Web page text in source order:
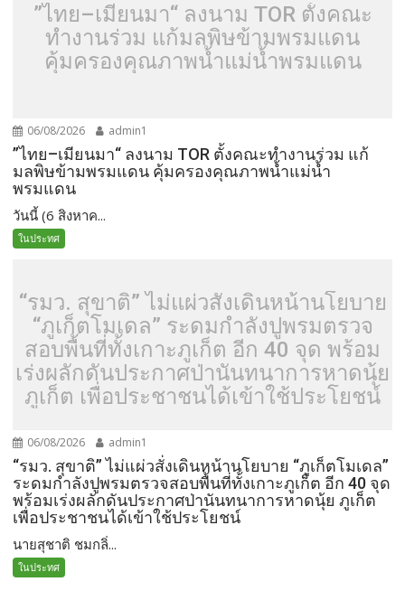
”ไทย–เมียนมา“ ลงนาม TOR ตั้งคณะ
ทำงานร่วม แก้มลพิษข้ามพรมแดน
คุ้มครองคุณภาพน้ำแม่น้ำพรมแดน
06/08/2026 admin1
”ไทย–เมียนมา“ ลงนาม TOR ตั้งคณะทำงานร่วม แก้
มลพิษข้ามพรมแดน คุ้มครองคุณภาพน้ำแม่น้ำ
พรมแดน
วันนี้ (6 สิงหาค...
ในประทศ
“รมว. สุขาติ” ไม่แผ่วสั่งเดินหน้านโยบาย
“ภูเก็ตโมเดล” ระดมกำลังปูพรมตรวจ
สอบพื้นที่ทั้งเกาะภูเก็ต อีก 40 จุด พร้อม
เร่งผลักดันประกาศป่านันทนาการหาดนุ้ย
ภูเก็ต เพื่อประชาชนได้เข้าใช้ประโยชน์
06/08/2026 admin1
“รมว. สุขาติ” ไม่แผ่วสั่งเดินหน้านโยบาย “ภูเก็ตโมเดล”
ระดมกำลังปูพรมตรวจสอบพื้นที่ทั้งเกาะภูเก็ต อีก 40 จุด
พร้อมเร่งผลักดันประกาศป่านันทนาการหาดนุ้ย ภูเก็ต
เพื่อประชาชนได้เข้าใช้ประโยชน์
นายสุชาติ ชมกลิ่...
ในประทศ